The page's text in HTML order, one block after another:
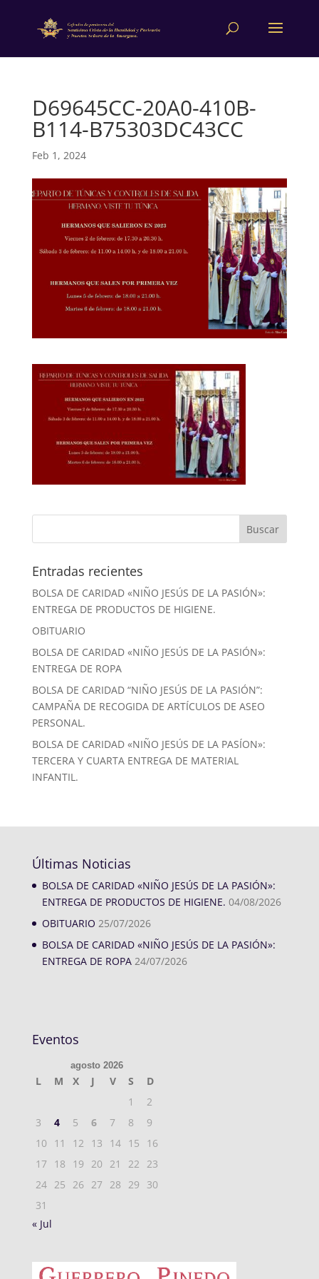
D69645CC-20A0-410B-
B114-B75303DC43CC
Feb 1, 2024
Entradas recientes
BOLSA DE CARIDAD «NIÑO JESÚS DE LA PASIÓN»:
ENTREGA DE PRODUCTOS DE HIGIENE.
OBITUARIO
BOLSA DE CARIDAD «NIÑO JESÚS DE LA PASIÓN»:
ENTREGA DE ROPA
BOLSA DE CARIDAD “NIÑO JESÚS DE LA PASIÓN”:
CAMPAÑA DE RECOGIDA DE ARTÍCULOS DE ASEO
PERSONAL.
BOLSA DE CARIDAD «NIÑO JESÚS DE LA PASÍON»:
TERCERA Y CUARTA ENTREGA DE MATERIAL
INFANTIL.
Últimas Noticias
BOLSA DE CARIDAD «NIÑO JESÚS DE LA PASIÓN»:
ENTREGA DE PRODUCTOS DE HIGIENE. 04/08/2026
OBITUARIO 25/07/2026
BOLSA DE CARIDAD «NIÑO JESÚS DE LA PASIÓN»:
ENTREGA DE ROPA 24/07/2026
Eventos
agosto 2026
L M X J V S
D
1
2
3
4 5 6 7 8
9
10
11 12 13 14 15
16
17
18 19 20 21 22
23
24 25 26 27 28 29
30
31
« Jul